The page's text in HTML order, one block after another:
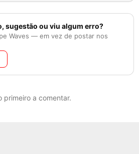
sugestão ou viu algum erro?
Waves — em vez de postar nos
primeiro a comentar.